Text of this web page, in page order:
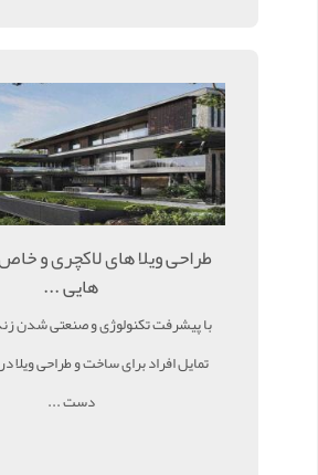
طراحی ویلا های لاکچری و
هایی ...
با پیشرفت تکنولوژی و صنعتی شدن
تمایل افراد برای ساخت و طراحی ویلا
دست ...